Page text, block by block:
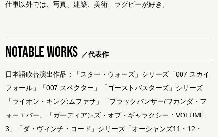
仕事以外では、写真、建築、美術、ラグビーが好き。
NOTABLE WORKS ／代表作
日本語吹替演出作品：「スター・ウォーズ」シリーズ「007 スカイ
フォール」「007 スペクター」「ゴーストバスターズ」シリーズ
「ライオン・キング:ムファサ」「ブラックパンサー/ワカンダ・フ
ォーエバー」「ガーディアンズ・オブ・ギャラクシー：VOLUME
3」「ダ・ヴィンチ・コード」シリーズ「オーシャンズ11・12・